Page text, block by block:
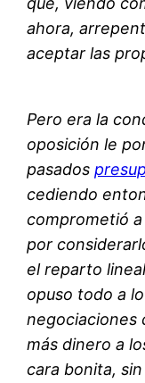
ahora,
aceptar las
Pero era la
oposición le
pasados
cediendo
comprometió
por
el reparto
opuso todo a
negociaciones
más dinero a
cara bonita,